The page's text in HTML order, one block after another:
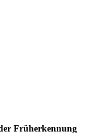
Früherkennung